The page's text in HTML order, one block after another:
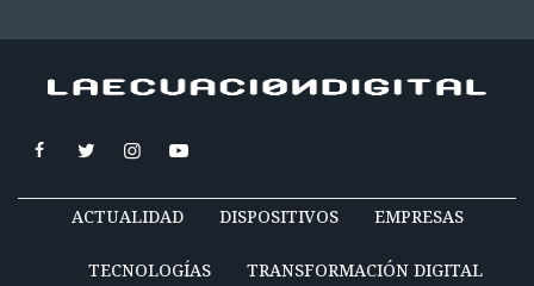
ACTUALIDAD DISPOSITIVOS EMPRESAS
TECNOLOGÍAS TRANSFORMACIÓN DIGITAL